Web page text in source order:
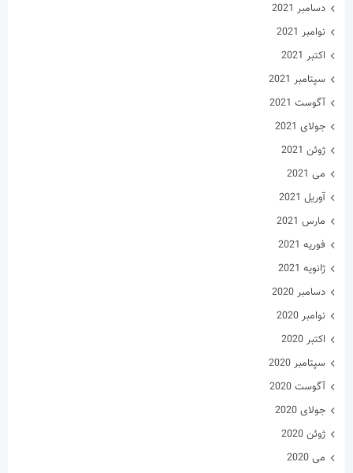
دسامبر 2021
نوامبر 2021
اکتبر 2021
سپتامبر 2021
آگوست 2021
جولای 2021
ژوئن 2021
می 2021
آوریل 2021
مارس 2021
فوریه 2021
ژانویه 2021
دسامبر 2020
نوامبر 2020
اکتبر 2020
سپتامبر 2020
آگوست 2020
جولای 2020
ژوئن 2020
می 2020